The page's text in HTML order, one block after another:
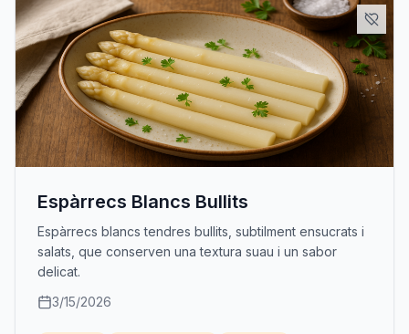
Espàrrecs Blancs Bullits
Espàrrecs blancs tendres bullits, subtilment ensucrats i
salats, que conserven una textura suau i un sabor
delicat.
3/15/2026